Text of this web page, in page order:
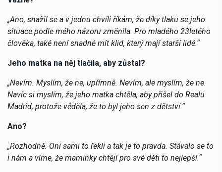
„Ano, snažil se a v jednu chvíli říkám, že díky tlaku se jeho
situace podle mého názoru změnila. Pro mladého 23letého
člověka, také není snadné mít klid, který mají starší lidé.“
Jeho matka na něj tlačila, aby zůstal?
„Nevím. Myslím, že ne, upřímně. Nevím, ale myslím, že ne.
Navíc si myslím, že jeho matka chtěla, aby přišel do Realu
Madrid, protože věděla, že to byl jeho sen z dětství.“
Ano?
„Rozhodně. Oni sami to řekli a tak je to pravda. Stávalo se to
i nám a víme, že maminky chtějí pro své děti to nejlepší.“